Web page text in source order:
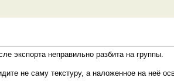
экспорта неправильно разбита на группы.
не саму текстуру, а наложенное на неё